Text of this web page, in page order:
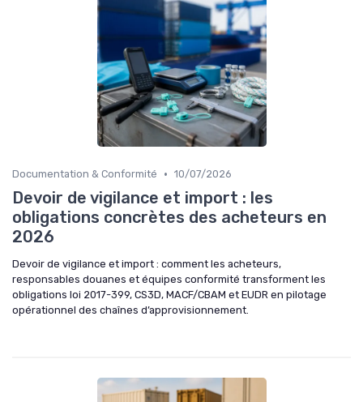
Documentation & Conformité • 10/07/2026
Devoir de vigilance et import : les
obligations concrètes des acheteurs en
2026
Devoir de vigilance et import : comment les acheteurs,
responsables douanes et équipes conformité transforment les
obligations loi 2017-399, CS3D, MACF/CBAM et EUDR en pilotage
opérationnel des chaînes d’approvisionnement.